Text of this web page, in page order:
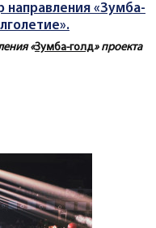
«Зумба-
«Зумба-голд» проекта